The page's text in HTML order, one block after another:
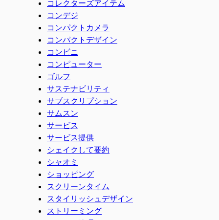
コレクターズアイテム
コンデジ
コンパクトカメラ
コンパクトデザイン
コンビニ
コンピューター
ゴルフ
サステナビリティ
サブスクリプション
サムスン
サービス
サービス提供
シェイクして要約
シャオミ
ショッピング
スクリーンタイム
スタイリッシュデザイン
ストリーミング